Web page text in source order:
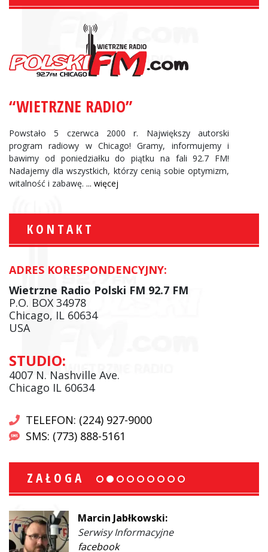
“WIETRZNE RADIO”
Powstało 5 czerwca 2000 r. Największy autorski
program radiowy w Chicago! Gramy, informujemy i
bawimy od poniedziałku do piątku na fali 92.7 FM!
Nadajemy dla wszystkich, którzy cenią sobie optymizm,
witalność i zabawę. ... więcej
KONTAKT
ADRES KORESPONDENCYJNY:
Wietrzne Radio Polski FM 92.7 FM
P.O. BOX 34978
Chicago, IL 60634
USA
STUDIO:
4007 N. Nashville Ave.
Chicago IL 60634
TELEFON: (224) 927-9000
SMS: (773) 888-5161
ZAŁOGA
Marcin Jabłkowski:
Serwisy Informacyjne
facebook